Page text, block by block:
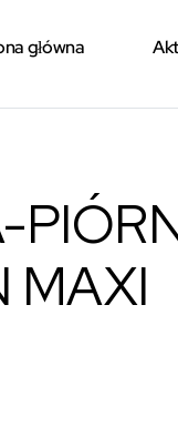
główna
MAXI